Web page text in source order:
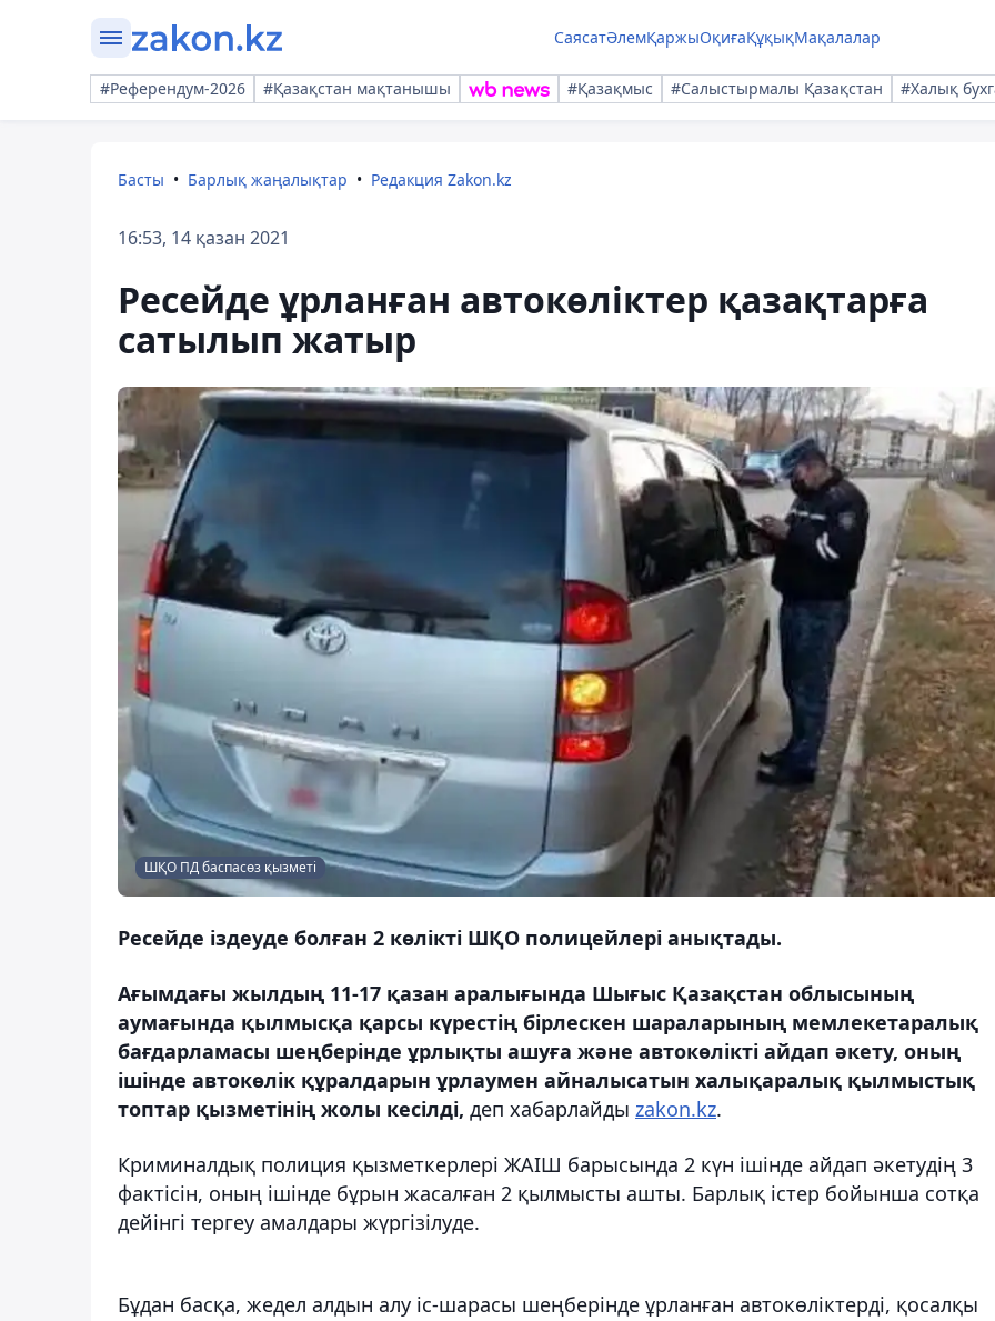
СаясатӘлемҚаржыОқиғаҚұқықМақалалар
#Референдум-2026 #Қазақстан мақтанышы #Қазақмыс #Салыстырмалы Қазақстан #Халық
Басты Барлық жаңалықтар Редакция Zakon.kz
16:53, 14 қазан 2021
Ресейде ұрланған автокөліктер қазақтарға
сатылып жатыр
ШҚО ПД баспасөз қызметі
Ресейде іздеуде болған 2 көлікті ШҚО полицейлері анықтады.
Ағымдағы жылдың 11-17 қазан аралығында Шығыс Қазақстан облысының
аумағында қылмысқа қарсы күрестің бірлескен шараларының мемлекетаралық
бағдарламасы шеңберінде ұрлықты ашуға және автокөлікті айдап әкету, оның
ішінде автокөлік құралдарын ұрлаумен айналысатын халықаралық қылмыстық
топтар қызметінің жолы кесілді, деп хабарлайды zakon.kz.
Криминалдық полиция қызметкерлері ЖАІШ барысында 2 күн ішінде айдап әкетудің 3
фактісін, оның ішінде бұрын жасалған 2 қылмысты ашты. Барлық істер бойынша сотқа
дейінгі тергеу амалдары жүргізілуде.
Бұдан басқа, жедел алдын алу іс-шарасы шеңберінде ұрланған автокөліктерді, қосалқы